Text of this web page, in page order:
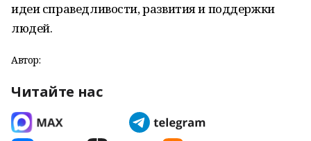
идеи справедливости, развития и поддержки
людей.
Автор:
Читайте нас